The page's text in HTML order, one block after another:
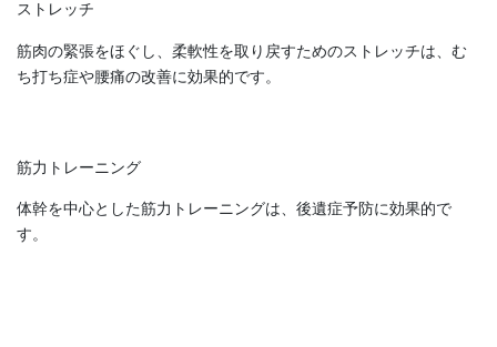
ストレッチ
筋肉の緊張をほぐし、柔軟性を取り戻すためのストレッチは、む
ち打ち症や腰痛の改善に効果的です。
筋力トレーニング
体幹を中心とした筋力トレーニングは、後遺症予防に効果的で
す。